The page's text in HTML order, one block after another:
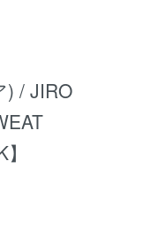
) / JIRO